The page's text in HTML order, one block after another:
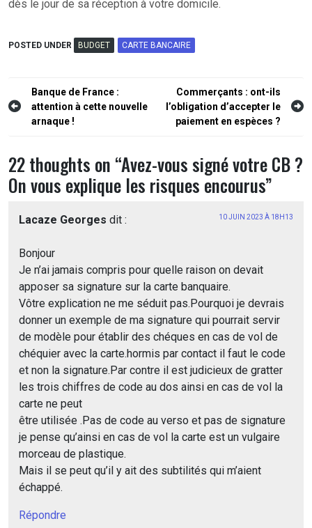
dès le jour de sa réception à votre domicile.
POSTED UNDER BUDGET CARTE BANCAIRE
Navigation
de
Banque de France :
attention à cette nouvelle
arnaque !
Commerçants : ont-ils
l’obligation d’accepter le
paiement en espèces ?
22 thoughts on “Avez-vous signé votre CB ?
On vous explique les risques encourus”
Lacaze Georges dit : 10 JUIN 2023 À 18H13
Bonjour
Je n’ai jamais compris pour quelle raison on devait
apposer sa signature sur la carte banquaire.
Vôtre explication ne me séduit pas.Pourquoi je devrais
donner un exemple de ma signature qui pourrait servir
de modèle pour établir des chéques en cas de vol de
chéquier avec la carte.hormis par contact il faut le code
et non la signature.Par contre il est judicieux de gratter
les trois chiffres de code au dos ainsi en cas de vol la
carte ne peut
être utilisée .Pas de code au verso et pas de signature
je pense qu’ainsi en cas de vol la carte est un vulgaire
morceau de plastique.
Mais il se peut qu’il y ait des subtilités qui m’aient
échappé.
Répondre